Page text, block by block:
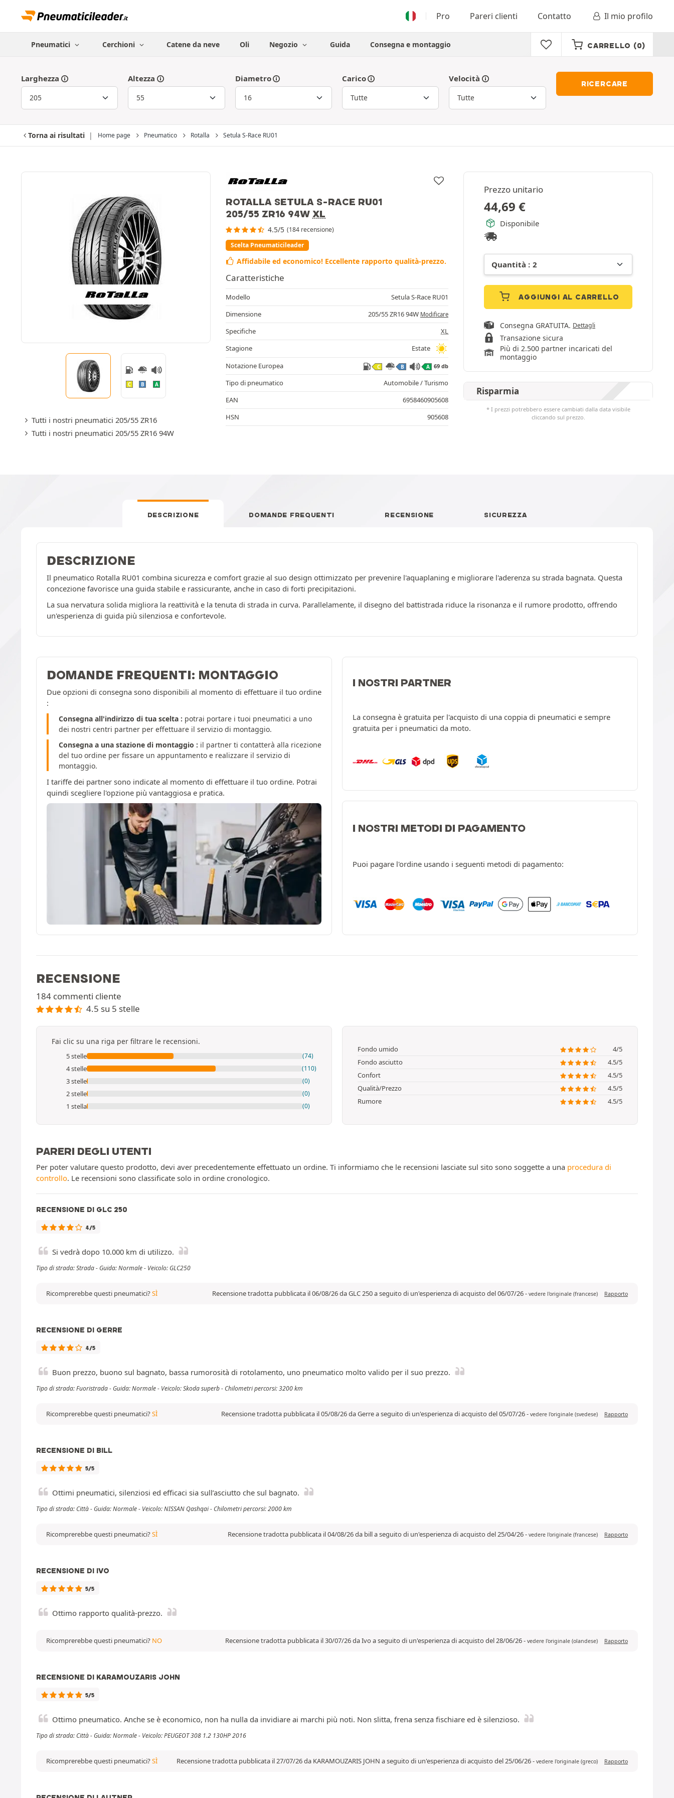
Pro Pareri clienti Contatto Il mio profilo
Pneumatici Cerchioni Catene da neve Oli Negozio Guida Consegna e montaggio CARRELLO (0)
Larghezza Altezza Diametro Carico Velocità
RICERCARE
Torna ai risultati Home page Pneumatico Rotalla Setula S-Race RU01
ROTALLA SETULA S-RACE RU01
205/55 ZR16 94W XL
4.5/5 (184 recensione)
Scelta Pneumaticileader
Affidabile ed economico! Eccellente rapporto qualità-prezzo.
C B A
Tutti i nostri pneumatici 205/55 ZR16
Tutti i nostri pneumatici 205/55 ZR16 94W
Prezzo unitario
44,69 €
Disponibile
AGGIUNGI AL CARRELLO
Consegna GRATUITA. Dettagli
Transazione sicura
Più di 2.500 partner incaricati del
montaggio
Risparmia
* I prezzi potrebbero essere cambiati dalla data visibile
cliccando sul prezzo.
Caratteristiche
Modello
Setula S-Race RU01
Dimensione
205/55 ZR16 94W Modificare
Specifiche
XL
Stagione
Estate
Notazione Europea
C B A 69 db
Tipo di pneumatico
Automobile / Turismo
EAN
6958460905608
HSN
905608
DESCRIZIONE DOMANDE FREQUENTI RECENSIONE SICUREZZA
DESCRIZIONE
Il pneumatico Rotalla RU01 combina sicurezza e comfort grazie al suo design ottimizzato per prevenire l'aquaplaning e migliorare l'aderenza su strada bagnata. Questa
concezione favorisce una guida stabile e rassicurante, anche in caso di forti precipitazioni.
La sua nervatura solida migliora la reattività e la tenuta di strada in curva. Parallelamente, il disegno del battistrada riduce la risonanza e il rumore prodotto, offrendo
un'esperienza di guida più silenziosa e confortevole.
DOMANDE FREQUENTI: MONTAGGIO
Due opzioni di consegna sono disponibili al momento di effettuare il tuo ordine
:
Consegna all'indirizzo di tua scelta : potrai portare i tuoi pneumatici a uno
dei nostri centri partner per effettuare il servizio di montaggio.
Consegna a una stazione di montaggio : il partner ti contatterà alla ricezione
del tuo ordine per fissare un appuntamento e realizzare il servizio di
montaggio.
I tariffe dei partner sono indicate al momento di effettuare il tuo ordine. Potrai
quindi scegliere l'opzione più vantaggiosa e pratica.
I NOSTRI PARTNER
La consegna è gratuita per l'acquisto di una coppia di pneumatici e sempre
gratuita per i pneumatici da moto.
I NOSTRI METODI DI PAGAMENTO
Puoi pagare l'ordine usando i seguenti metodi di pagamento:
RECENSIONE
184 commenti cliente
4.5 su 5 stelle
Fai clic su una riga per filtrare le recensioni.
5 stelle (74)
4 stelle (110)
3 stelle (0)
2 stelle (0)
1 stella (0)
Fondo umido
4/5
Fondo asciutto
4.5/5
Confort
4.5/5
Qualità/Prezzo
4.5/5
Rumore
4.5/5
PARERI DEGLI UTENTI
Per poter valutare questo prodotto, devi aver precedentemente effettuato un ordine. Ti informiamo che le recensioni lasciate sul sito sono soggette a una procedura di
controllo. Le recensioni sono classificate solo in ordine cronologico.
RECENSIONE DI GLC 250
4/5
Si vedrà dopo 10.000 km di utilizzo.
Tipo di strada: Strada - Guida: Normale - Veicolo: GLC250
Recensione tradotta pubblicata il 06/08/26 da GLC 250 a seguito di un'esperienza di acquisto del 06/07/26- vedere l'originale (francese) Rapporto
Ricomprerebbe questi pneumatici?SÌ
RECENSIONE DI GERRE
4/5
Buon prezzo, buono sul bagnato, bassa rumorosità di rotolamento, uno pneumatico molto valido per il suo prezzo.
Tipo di strada: Fuoristrada - Guida: Normale - Veicolo: Skoda superb - Chilometri percorsi: 3200 km
Recensione tradotta pubblicata il 05/08/26 da Gerre a seguito di un'esperienza di acquisto del 05/07/26- vedere l'originale (svedese) Rapporto
Ricomprerebbe questi pneumatici?SÌ
RECENSIONE DI BILL
5/5
Ottimi pneumatici, silenziosi ed efficaci sia sull’asciutto che sul bagnato.
Tipo di strada: Città - Guida: Normale - Veicolo: NISSAN Qashqai - Chilometri percorsi: 2000 km
Recensione tradotta pubblicata il 04/08/26 da bill a seguito di un'esperienza di acquisto del 25/04/26- vedere l'originale (francese) Rapporto
Ricomprerebbe questi pneumatici?SÌ
RECENSIONE DI IVO
5/5
Ottimo rapporto qualità-prezzo.
Recensione tradotta pubblicata il 30/07/26 da Ivo a seguito di un'esperienza di acquisto del 28/06/26- vedere l'originale (olandese) Rapporto
Ricomprerebbe questi pneumatici? NO
RECENSIONE DI KARAMOUZARIS JOHN
5/5
Ottimo pneumatico. Anche se è economico, non ha nulla da invidiare ai marchi più noti. Non slitta, frena senza fischiare ed è silenzioso.
Tipo di strada: Città - Guida: Normale - Veicolo: PEUGEOT 308 1.2 130HP 2016
Recensione tradotta pubblicata il 27/07/26 da KARAMOUZARIS JOHN a seguito di un'esperienza di acquisto del 25/06/26- vedere l'originale (greco) Rapporto
Ricomprerebbe questi pneumatici?SÌ